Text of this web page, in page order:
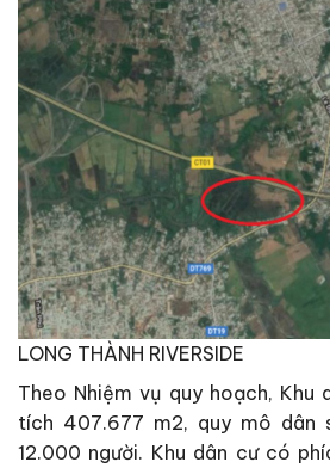
LONG THÀNH RIVERSIDE
Theo Nhiệm vụ quy hoạch, Khu
tích 407.677 m2, quy mô dân
12.000 người. Khu dân cư có